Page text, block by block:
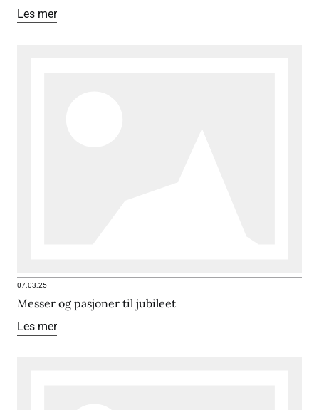
Les mer
07.03.25
Messer og pasjoner til jubileet
Les mer